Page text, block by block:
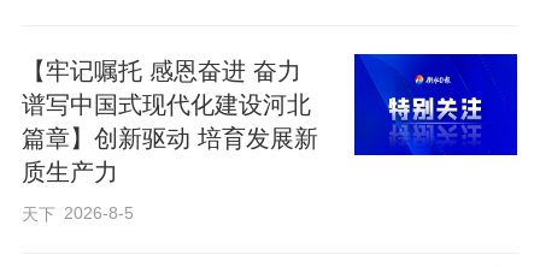
【牢记嘱托 感恩奋进 奋力
谱写中国式现代化建设河北
篇章】创新驱动 培育发展新
质生产力
天下 2026-8-5